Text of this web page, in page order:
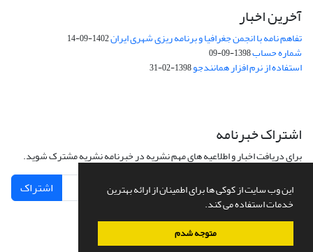
این وب سایت از کوکی ها برای اطمینان از ارائه بهترین
خدمات استفاده می کند.
متوجه شدم
آخرین اخبار
تفاهم نامه با انجمن جغرافیا و برنامه ریزی شهری ایران1402-09-14
شماره حساب1398-09-09
استفاده از نرم افزار همانندجو1398-02-31
اشتراک خبرنامه
برای دریافت اخبار و اطلاعیه های مهم نشریه در خبرنامه نشریه مشترک شوید.
اشتراک
سامانه مدیریت نشریات علمی.طراحی و پیاده سازی ازسیناوب